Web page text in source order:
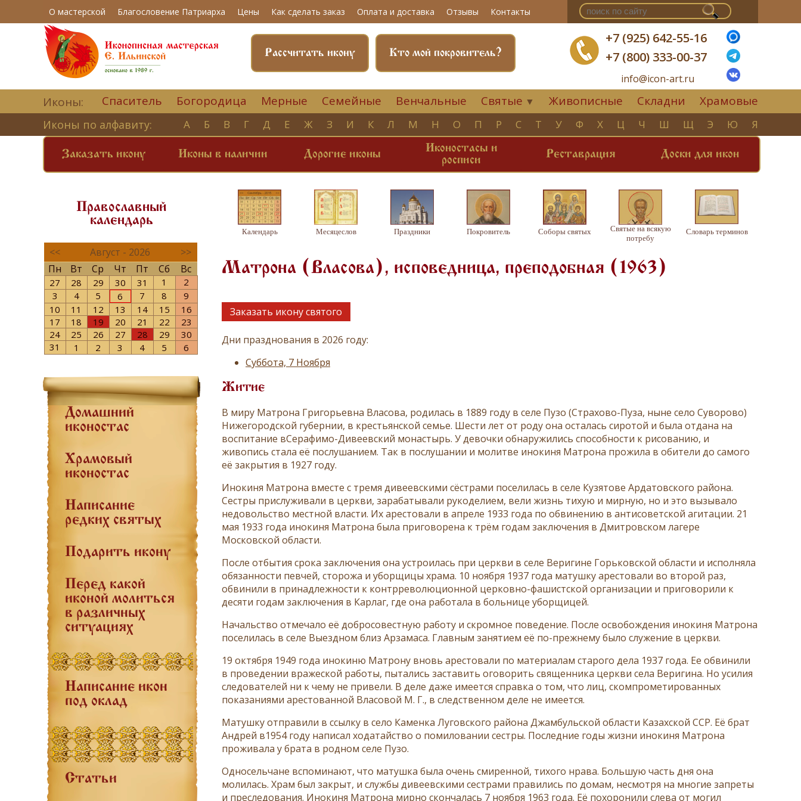
О мастерской Благословение Патриарха Цены Как сделать заказ Оплата и доставка Отзывы Контакты
+7 (925) 642-55-16
+7 (800) 333-00-37
info@icon-art.ru
Кто мой покровитель?
Рассчитать икону
Иконы: Спаситель Богородица Мерные Семейные Венчальные Святые ▼ Живописные Складни Храмовые
Иконы по алфавиту: А Б В Г Д Е Ж З И К Л М Н О П Р С Т У Ф Х Ц Ч Ш Щ Э Ю Я
Заказать икону Иконы в наличии Дорогие иконы
Иконостасы и
росписи
Реставрация Доски для икон
Православный
календарь
<< Август - 2026
>>
Пн
Вт Ср Чт Пт Сб Вс
27 28 29 30 31 1
2
3
4 5 6 7 8
9
10
11 12 13 14 15
16
17
18 19 20 21 22
23
24
25 26 27 28 29
30
31
1 2 3 4 5 6
Домашний
иконостас
Храмовый
иконостас
Написание
редких святых
Подарить икону
Перед какой
иконой молиться
в различных
ситуациях
Написание икон
под оклад
Статьи
Календарь Месяцеслов Праздники Покровитель Соборы святых
Святые на всякую
потребу
Словарь терминов
Матрона (Власова), исповедница, преподобная (1963)
Заказать икону святого
Дни празднования в 2026 году:
Суббота, 7 Ноября
Житие
В миру Матрона Григорьевна Власова, родилась в 1889 году в селе Пузо (Страхово-Пуза, ныне село Суворово)
Нижегородской губернии, в крестьянской семье. Шести лет от роду она осталась сиротой и была отдана на
воспитание вСерафимо-Дивеевский монастырь. У девочки обнаружились способности к рисованию, и
живопись стала её послушанием. Так в послушании и молитве инокиня Матрона прожила в обители до самого
её закрытия в 1927 году.
Инокиня Матрона вместе с тремя дивеевскими сёстрами поселилась в селе Кузятове Ардатовского района.
Сестры прислуживали в церкви, зарабатывали рукоделием, вели жизнь тихую и мирную, но и это вызывало
недовольство местной власти. Их арестовали в апреле 1933 года по обвинению в антисоветской агитации. 21
мая 1933 года инокиня Матрона была приговорена к трём годам заключения в Дмитровском лагере
Московской области.
После отбытия срока заключения она устроилась при церкви в селе Веригине Горьковской области и исполняла
обязанности певчей, сторожа и уборщицы храма. 10 ноября 1937 года матушку арестовали во второй раз,
обвинили в принадлежности к контрреволюционной церковно-фашистской организации и приговорили к
десяти годам заключения в Карлаг, где она работала в больнице уборщицей.
Начальство отмечало её добросовестную работу и скромное поведение. После освобождения инокиня Матрона
поселилась в селе Выездном близ Арзамаса. Главным занятием её по-прежнему было служение в церкви.
19 октября 1949 года инокиню Матрону вновь арестовали по материалам старого дела 1937 года. Ее обвинили
в проведении вражеской работы, пытались заставить оговорить священника церкви села Веригина. Но усилия
следователей ни к чему не привели. В деле даже имеется справка о том, что лиц, скомпрометированных
показаниями арестованной Власовой М. Г., в следственном деле не имеется.
Матушку отправили в ссылку в село Каменка Луговского района Джамбульской области Казахской ССР. Её брат
Андрей в1954 году написал ходатайство о помиловании сестры. Последние годы жизни инокиня Матрона
проживала у брата в родном селе Пузо.
Односельчане вспоминают, что матушка была очень смиренной, тихого нрава. Большую часть дня она
молилась. Храм был закрыт, и службы дивеевскими сестрами правились по домам, несмотря на многие запреты
и преследования. Инокиня Матрона мирно скончалась 7 ноября 1963 года. Её похоронили слева от могил